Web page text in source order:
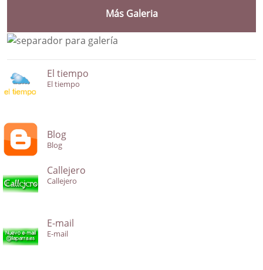
Más Galeria
El tiempo
El tiempo
Blog
Blog
Callejero
Callejero
E-mail
E-mail